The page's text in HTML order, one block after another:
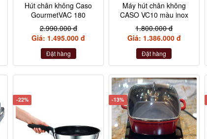
Hút chân không Caso
GourmetVAC 180
2.990.000 đ
Giá: 1.495.000 đ
Đặt hàng
Máy hút chân không
CASO VC10 màu inox
1.800.000 đ
Giá: 1.386.000 đ
Đặt hàng
-22% -13%